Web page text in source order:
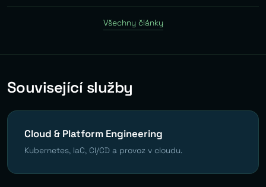
Všechny články
Související služby
Cloud & Platform Engineering
Kubernetes, IaC, CI/CD a provoz v cloudu.